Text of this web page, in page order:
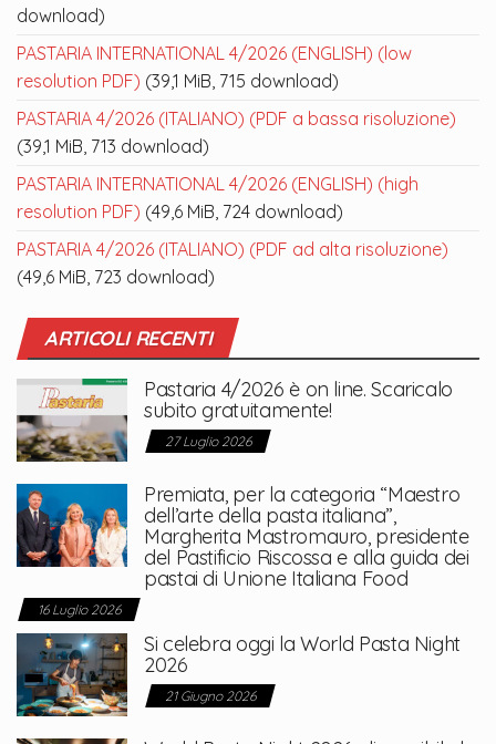
download)
PASTARIA INTERNATIONAL 4/2026 (ENGLISH) (low
resolution PDF) (39,1 MiB, 715 download)
PASTARIA 4/2026 (ITALIANO) (PDF a bassa risoluzione)
(39,1 MiB, 713 download)
PASTARIA INTERNATIONAL 4/2026 (ENGLISH) (high
resolution PDF) (49,6 MiB, 724 download)
PASTARIA 4/2026 (ITALIANO) (PDF ad alta risoluzione)
(49,6 MiB, 723 download)
ARTICOLI RECENTI
Pastaria 4/2026 è on line. Scaricalo
subito gratuitamente!
27 Luglio 2026
Premiata, per la categoria “Maestro
dell’arte della pasta italiana”,
Margherita Mastromauro, presidente
del Pastificio Riscossa e alla guida dei
pastai di Unione Italiana Food
16 Luglio 2026
Si celebra oggi la World Pasta Night
2026
21 Giugno 2026